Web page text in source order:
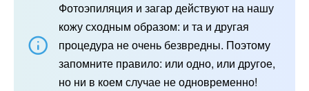
Фотоэпиляция и загар действуют на нашу
кожу сходным образом: и та и другая
процедура не очень безвредны. Поэтому
запомните правило: или одно, или другое,
но ни в коем случае не одновременно!